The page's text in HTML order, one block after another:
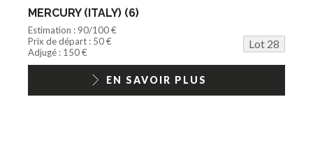
MERCURY (ITALY) (6)
Estimation : 90/100 €
Prix de départ : 50 €
Lot 28
Adjugé : 150 €
EN SAVOIR PLUS